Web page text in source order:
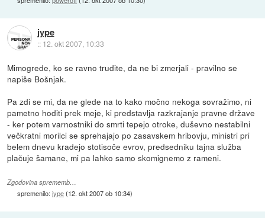
jype
:: 12. okt 2007, 10:33
Mimogrede, ko se ravno trudite, da ne bi zmerjali - pravilno se
napiše Bošnjak.
Pa zdi se mi, da ne glede na to kako močno nekoga sovražimo, ni
pametno hoditi prek meje, ki predstavlja razkrajanje pravne države
- ker potem varnostniki do smrti tepejo otroke, duševno nestabilni
večkratni morilci se sprehajajo po zasavskem hribovju, ministri pri
belem dnevu kradejo stotisoče evrov, predsedniku tajna služba
plačuje šamane, mi pa lahko samo skomignemo z rameni.
Zgodovina sprememb…
spremenilo:jype(12. okt 2007 ob 10:34)